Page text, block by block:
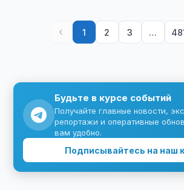
‹ 1 2 3 …
Будьте в курсе событий
Получайте главные новости,
репортажи и оперативные
вам удобно.
Подписывайтесь на наш